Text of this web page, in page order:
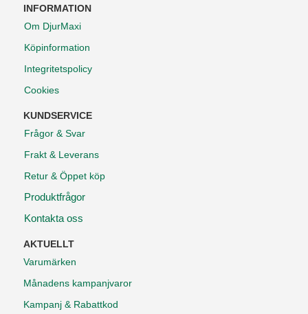
INFORMATION
Om DjurMaxi
Köpinformation
Integritetspolicy
Cookies
KUNDSERVICE
Frågor & Svar
Frakt & Leverans
Retur & Öppet köp
Produktfrågor
Kontakta oss
AKTUELLT
Varumärken
Månadens kampanjvaror
Kampanj & Rabattkod